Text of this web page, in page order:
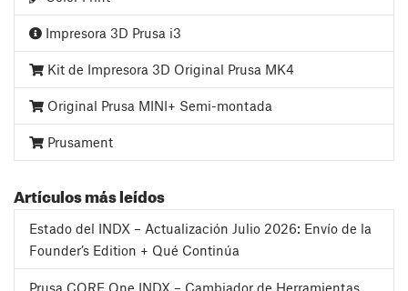
Impresora 3D Prusa i3
Kit de Impresora 3D Original Prusa MK4
Original Prusa MINI+ Semi-montada
Prusament
Artículos más leídos
Estado del INDX – Actualización Julio 2026: Envío de la
Founder’s Edition + Qué Continúa
Prusa CORE One INDX – Cambiador de Herramientas